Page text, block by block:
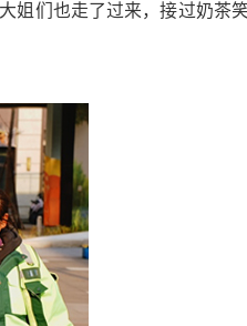
姐们也走了过来，接过奶茶